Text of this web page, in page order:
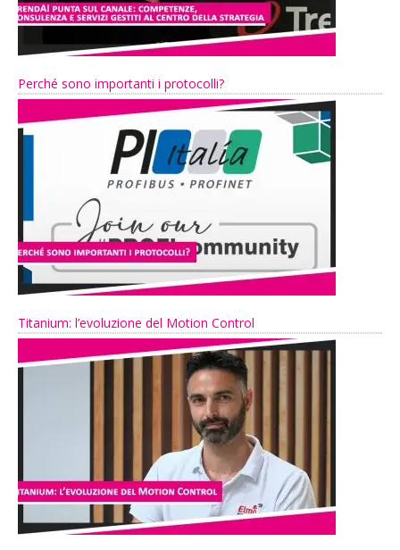
Perché sono importanti i protocolli?
Titanium: l’evoluzione del Motion Control